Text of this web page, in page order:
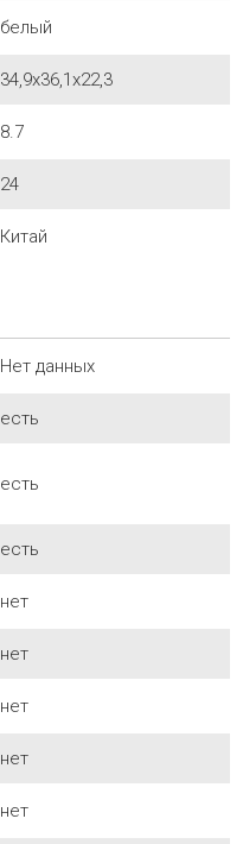
белый
34,9х36,1х22,3
8.7
24
Китай
Нет данных
есть
есть
есть
нет
нет
нет
нет
нет